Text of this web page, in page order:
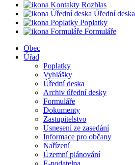
Rozhlas
Úřední deska
Poplatky
Formuláře
Obec
Úřad
Poplatky
Vyhlášky
Úřední deska
Archiv úřední desky
Formuláře
Dokumenty
Zastupitelstvo
Usnesení ze zasedání
Informace pro občany
Nařízení
Územní plánování
E-podatelna